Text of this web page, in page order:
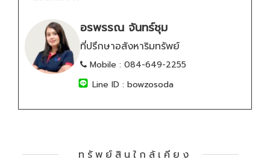
อรพรรณ จันทร์ชุม
ที่ปรึกษาอสังหาริมทรัพย์
Mobile : 084-649-2255
Line ID : bowzosoda
ทรัพย์สินใกล้เคียง